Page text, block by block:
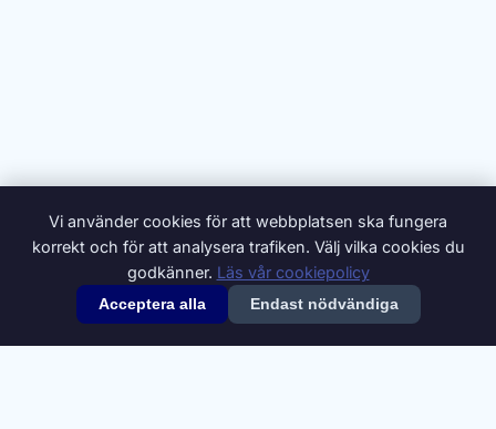
© 2026 Synonymer.it.com – Svenskt synonymlexikon
Vi använder cookies för att webbplatsen ska fungera
korrekt och för att analysera trafiken. Välj vilka cookies du
godkänner. Läs vår cookiepolicy
Acceptera alla Endast nödvändiga